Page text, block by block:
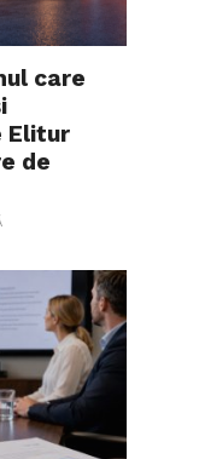
care
Elitur
de